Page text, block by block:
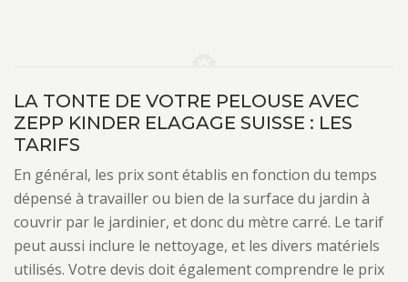
LA TONTE DE VOTRE PELOUSE AVEC
ZEPP KINDER ELAGAGE SUISSE : LES
TARIFS
En général, les prix sont établis en fonction du temps
dépensé à travailler ou bien de la surface du jardin à
couvrir par le jardinier, et donc du mètre carré. Le tarif
peut aussi inclure le nettoyage, et les divers matériels
utilisés. Votre devis doit également comprendre le prix